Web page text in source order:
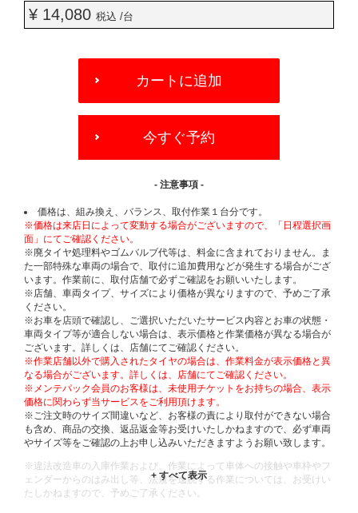
¥ 14,080 税込 /台
OPTIONS
カートに追加
今すぐ予約
- 注意事項 -
価格は、組み換え、バランス、取付作業１台分です。
※価格は来店日によって変動する場合がございますので、「日程選択画
面」にてご確認ください。
※廃タイヤ処理料やゴムバルブ代等は、料金に含まれておりません。ま
た一部特殊な車両の場合で、取付に追加費用などが発生する場合がござ
います。作業前に、取付店舗で必ずご確認をお願いいたします。
※店舗、車両タイプ、サイズにより価格が異なりますので、予めご了承
ください。
※お車を店頭で確認し、ご選択いただいたサービス内容とお車の状態・
車両タイプ等が適合しない場合は、表示価格と作業価格が異なる場合が
ございます。詳しくは、店舗にてご確認ください。
※作業店舗以外で購入されたタイヤの場合は、作業料金が表示価格と異
なる場合がございます。詳しくは、店舗にてご確認ください。
※メンテパック会員のお客様は、未使用チケットをお持ちの場合、表示
価格に関わらず当サービスをご利用頂けます。
※ご注文時のサイズ間違いなど、お客様の責により取付ができない場合
も含め、商品の交換、返品返金等お受けいたしかねますので、必ず車両
やサイズ等をご確認の上お申し込みいただきますようお願い致します。
※違法改造車の入庫作業および、作業によって車体への接触や車枠やフ
ェンダーからのはみ出し等、法規を逸脱する作業については、お受けい
たしかねますので、予めご了承ください。